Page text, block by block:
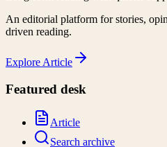
An editorial platform for stories,
driven reading.
Explore Article
Featured desk
Article
Search archive